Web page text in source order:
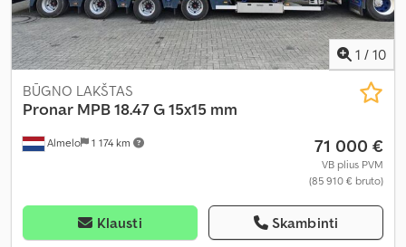
1 / 10
Almelo 1 174 km
BŪGNO LAKŠTAS
Pronar MPB 18.47 G 15x15 mm
71 000 €
VB plius PVM
(85 910 € bruto)
Klausti Skambinti